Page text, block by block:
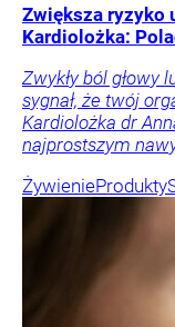
Zwiększa ryzyko
Kardiolożka:
Zwykły ból głowy
sygnał, że twój
Kardiolożka dr
najprostszym
ŻywienieProdukty